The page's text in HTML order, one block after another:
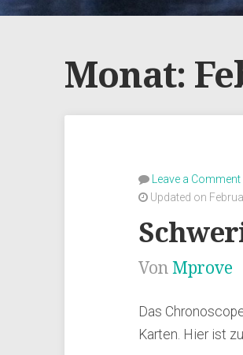
Monat:
Leave a Comment
Updated on
VonMprove
Das
Karten. Hier ist